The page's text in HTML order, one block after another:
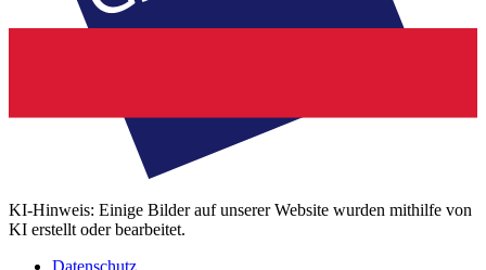
KI-Hinweis: Einige Bilder auf unserer Website wurden mithilfe von
KI erstellt oder bearbeitet.